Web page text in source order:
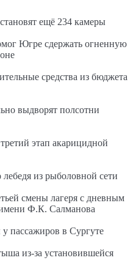
ещё 234 камеры
Югре сдержать огненную
средства из бюджета
выдворят полсотни
этап акарицидной
из рыболовной сети
смены лагеря с дневным
Ф.К. Салманова
пассажиров в Сургуте
из-за установившейся